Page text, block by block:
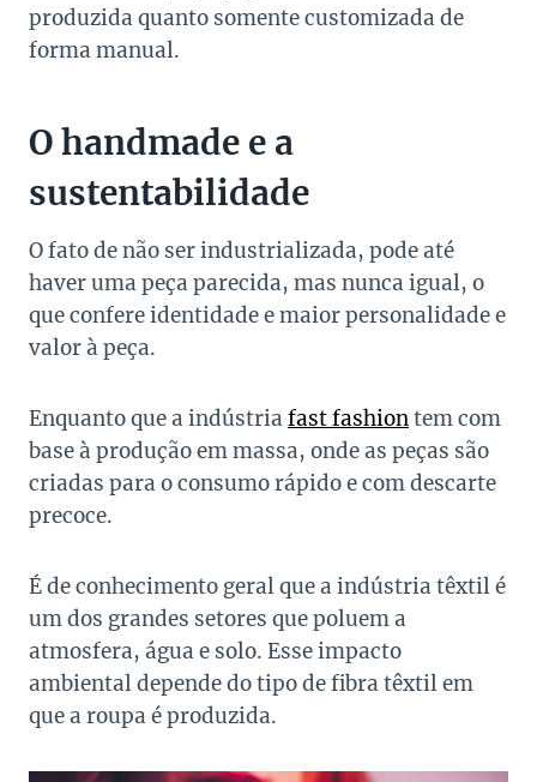
produzida quanto somente customizada de
forma manual.
O handmade e a
sustentabilidade
O fato de não ser industrializada, pode até
haver uma peça parecida, mas nunca igual, o
que confere identidade e maior personalidade e
valor à peça.
Enquanto que a indústria fast fashiontem com
base à produção em massa, onde as peças são
criadas para o consumo rápido e com descarte
precoce.
É de conhecimento geral que a indústria têxtil é
um dos grandes setores que poluem a
atmosfera, água e solo. Esse impacto
ambiental depende do tipo de fibra têxtil em
que a roupa é produzida.